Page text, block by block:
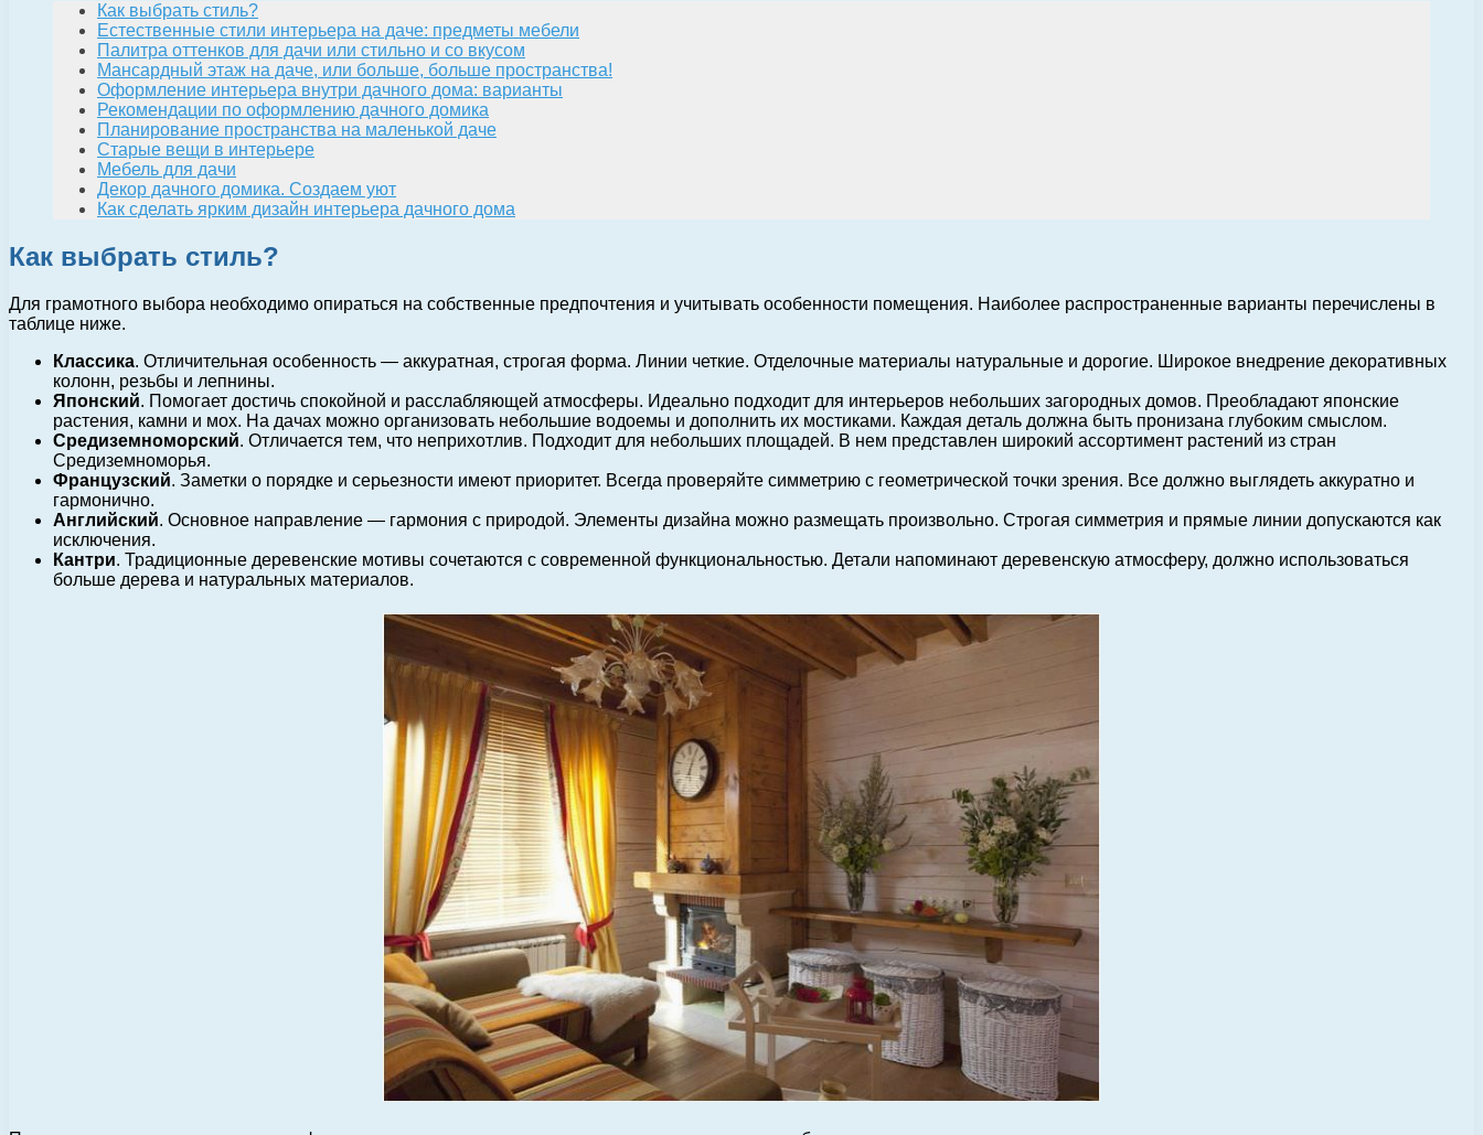
Как выбрать стиль?
Естественные стили интерьера на даче: предметы мебели
Палитра оттенков для дачи или стильно и со вкусом
Мансардный этаж на даче, или больше, больше пространства!
Оформление интерьера внутри дачного дома: варианты
Рекомендации по оформлению дачного домика
Планирование пространства на маленькой даче
Старые вещи в интерьере
Мебель для дачи
Декор дачного домика. Создаем уют
Как сделать ярким дизайн интерьера дачного дома
Как выбрать стиль?
Для грамотного выбора необходимо опираться на собственные предпочтения и учитывать особенности помещения. Наиболее распространенные варианты перечислены в
таблице ниже.
Классика. Отличительная особенность — аккуратная, строгая форма. Линии четкие. Отделочные материалы натуральные и дорогие. Широкое внедрение декоративных
колонн, резьбы и лепнины.
Японский. Помогает достичь спокойной и расслабляющей атмосферы. Идеально подходит для интерьеров небольших загородных домов. Преобладают японские
растения, камни и мох. На дачах можно организовать небольшие водоемы и дополнить их мостиками. Каждая деталь должна быть пронизана глубоким смыслом.
Средиземноморский. Отличается тем, что неприхотлив. Подходит для небольших площадей. В нем представлен широкий ассортимент растений из стран
Средиземноморья.
Французский. Заметки о порядке и серьезности имеют приоритет. Всегда проверяйте симметрию с геометрической точки зрения. Все должно выглядеть аккуратно и
гармонично.
Английский. Основное направление — гармония с природой. Элементы дизайна можно размещать произвольно. Строгая симметрия и прямые линии допускаются как
исключения.
Кантри. Традиционные деревенские мотивы сочетаются с современной функциональностью. Детали напоминают деревенскую атмосферу, должно использоваться
больше дерева и натуральных материалов.